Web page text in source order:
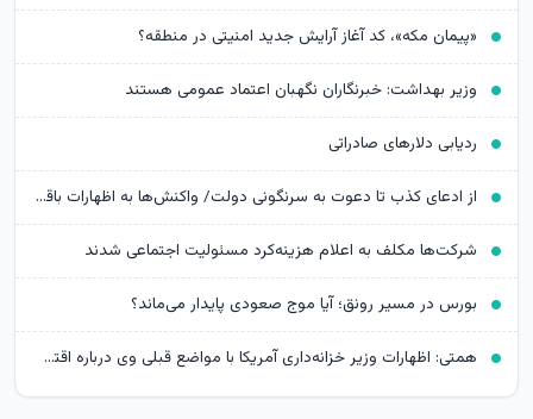
«پیمان مکه»، کد آغاز آرایش جدید امنیتی در منطقه؟
وزیر بهداشت: خبرنگاران نگهبان اعتماد عمومی هستند
ردیابی دلارهای صادراتی
از ادعای کذب تا دعوت به سرنگونی دولت/ واکنش‌ها به اظهارات باقر خرازی‌
شرکت‌ها مکلف به اعلام هزینه‌کرد مسئولیت اجتماعی شدند
بورس در مسیر رونق؛ آیا موج صعودی پایدار می‌ماند؟
همتی: اظهارات وزیر خزانه‌داری آمریکا با مواضع قبلی وی درباره اقتصاد ایران متناقض است